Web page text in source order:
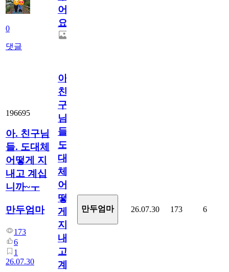
0
댓글
어
요.
196695
아. 친구님
들. 도대체
어떻게 지
내고 계십
니까~ㅜ
만두엄마
173
6
1
26.07.30
아.
친
구
님
들.
도
대
체
어
떻
게
지
내
고
계
만두엄마 26.07.30 173 6